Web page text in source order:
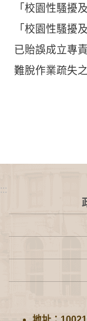
「校園性騷擾
「校園性騷擾
已貽誤成立專
難脫作業疏失
:::